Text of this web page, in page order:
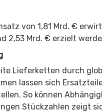
von 1,81 Mrd. €
2,53 Mrd. € erzielt
Lieferketten durch
lassen sich
So können
Stückzahlen zeigt